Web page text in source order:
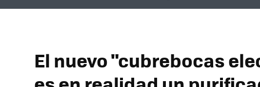
El nuevo "cubrebocas